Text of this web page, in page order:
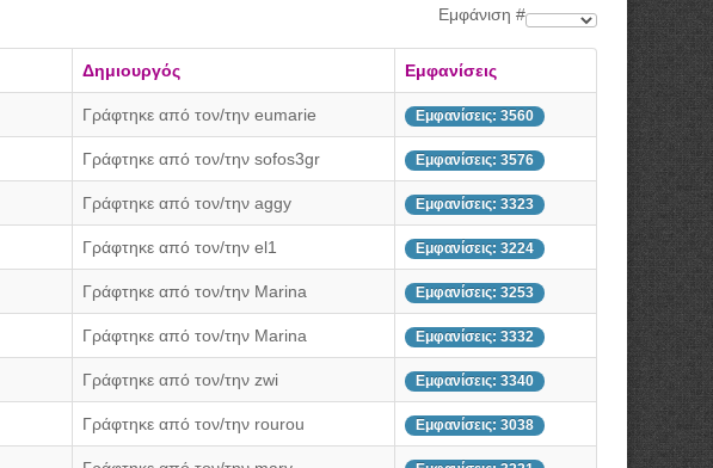
Εμφάνιση #
Δημιουργός Εμφανίσεις
Γράφτηκε από τον/την eumarie Εμφανίσεις: 3560
Γράφτηκε από τον/την sofos3gr Εμφανίσεις: 3576
Γράφτηκε από τον/την aggy Εμφανίσεις: 3323
Γράφτηκε από τον/την el1 Εμφανίσεις: 3224
Γράφτηκε από τον/την Marina Εμφανίσεις: 3253
Γράφτηκε από τον/την Marina Εμφανίσεις: 3332
Γράφτηκε από τον/την zwi Εμφανίσεις: 3340
Γράφτηκε από τον/την rourou Εμφανίσεις: 3038